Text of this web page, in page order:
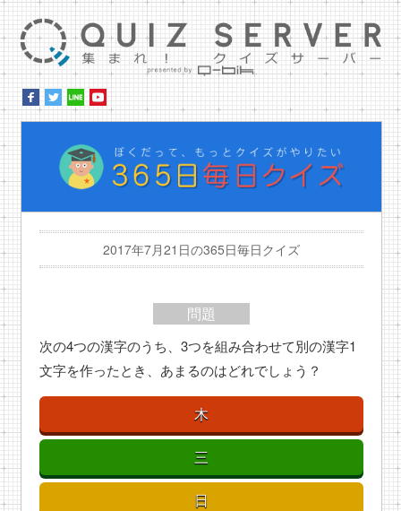
2017年7月21日の365日毎日クイズ
問題
次の4つの漢字のうち、3つを組み合わせて別の漢字1
文字を作ったとき、あまるのはどれでしょう？
木
三
日